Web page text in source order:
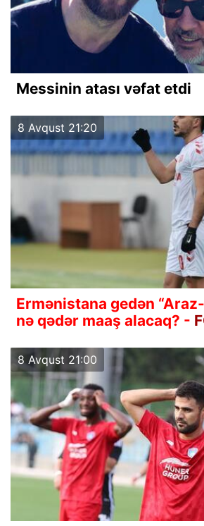
Messinin atası vəfat etdi
8 Avqust 21:20
Ermənistana gedən “Araz-
nə qədər maaş alacaq? -
8 Avqust 21:00